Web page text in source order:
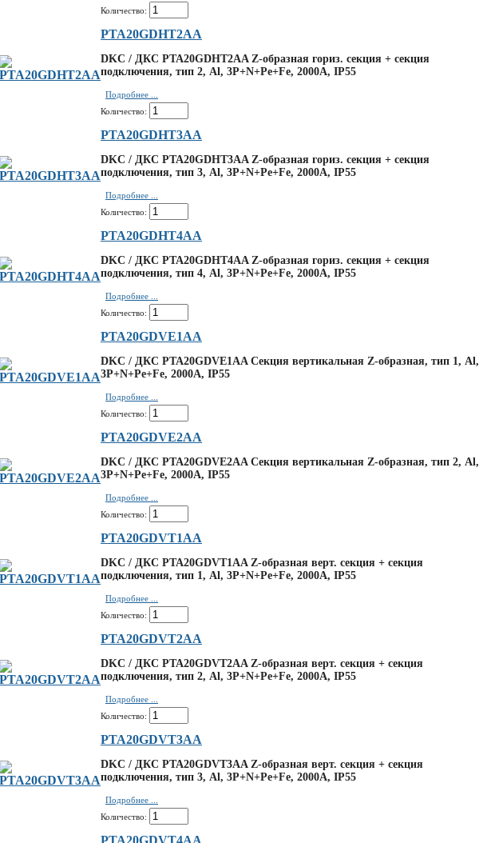
Количество:
PTA20GDHT2AA
DKC / ДКС PTA20GDHT2AA Z-образная гориз. секция + секция
подключения, тип 2, Al, 3P+N+Pe+Fe, 2000А, IP55
Подробнее ...
Количество:
PTA20GDHT3AA
DKC / ДКС PTA20GDHT3AA Z-образная гориз. секция + секция
подключения, тип 3, Al, 3P+N+Pe+Fe, 2000А, IP55
Подробнее ...
Количество:
PTA20GDHT4AA
DKC / ДКС PTA20GDHT4AA Z-образная гориз. секция + секция
подключения, тип 4, Al, 3P+N+Pe+Fe, 2000А, IP55
Подробнее ...
Количество:
PTA20GDVE1AA
DKC / ДКС PTA20GDVE1AA Секция вертикальная Z-образная, тип 1, Al,
3P+N+Pe+Fe, 2000А, IP55
Подробнее ...
Количество:
PTA20GDVE2AA
DKC / ДКС PTA20GDVE2AA Секция вертикальная Z-образная, тип 2, Al,
3P+N+Pe+Fe, 2000А, IP55
Подробнее ...
Количество:
PTA20GDVT1AA
DKC / ДКС PTA20GDVT1AA Z-образная верт. секция + секция
подключения, тип 1, Al, 3P+N+Pe+Fe, 2000А, IP55
Подробнее ...
Количество:
PTA20GDVT2AA
DKC / ДКС PTA20GDVT2AA Z-образная верт. секция + секция
подключения, тип 2, Al, 3P+N+Pe+Fe, 2000А, IP55
Подробнее ...
Количество:
PTA20GDVT3AA
DKC / ДКС PTA20GDVT3AA Z-образная верт. секция + секция
подключения, тип 3, Al, 3P+N+Pe+Fe, 2000А, IP55
Подробнее ...
Количество:
PTA20GDVT4AA